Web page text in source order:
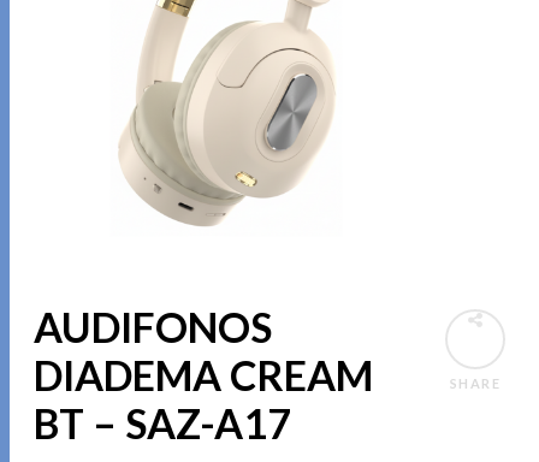
SHARE
AUDIFONOS
DIADEMA CREAM
BT – SAZ-A17